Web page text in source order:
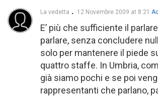
La vedetta 12 Novembre 2009 at 8:21
E’ più che sufficiente il
parlare, senza concludere
solo per mantenere il piede
quattro staffe. In Umbria,
già siamo pochi e se poi
rappresentanti che parlano,